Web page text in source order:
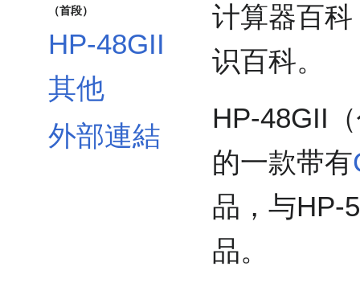
（首段）
HP-48GII
其他
外部連結
计算器百
识百科。
HP-48GII
的一款带有
品，与HP-
品。